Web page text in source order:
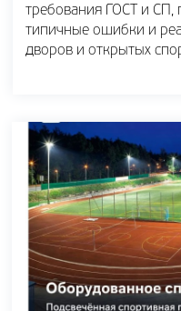
требования ГОСТ и СП,
типичные ошибки и
дворов и открытых